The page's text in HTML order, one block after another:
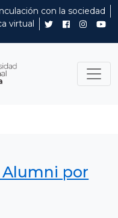
con la sociedad
virtual
por